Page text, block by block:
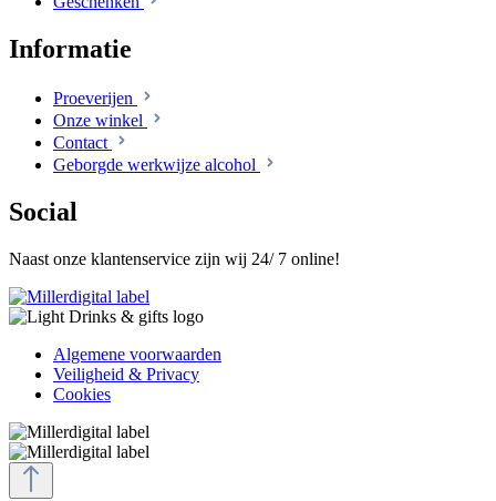
Informatie
Proeverijen
Onze winkel
Contact
Geborgde werkwijze alcohol
Social
Naast onze klantenservice zijn wij 24/ 7 online!
Algemene voorwaarden
Veiligheid & Privacy
Cookies